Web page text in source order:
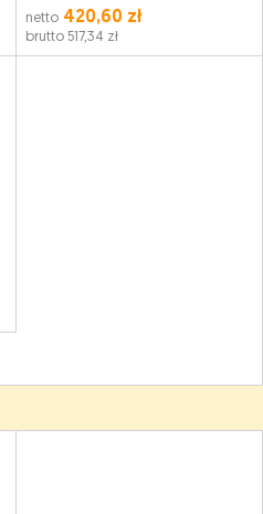
netto420,60 zł
brutto 517,34 zł